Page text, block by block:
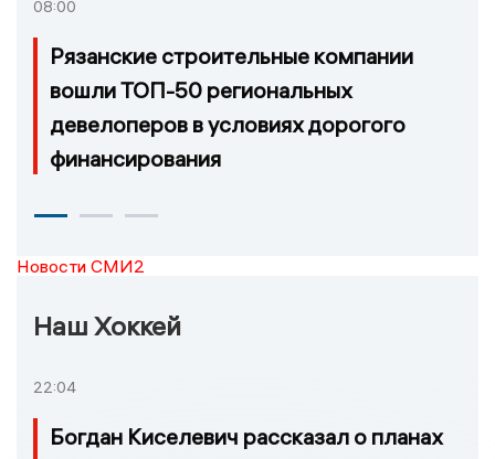
08:00
Рязанские строительные компании
вошли ТОП-50 региональных
девелоперов в условиях дорогого
финансирования
Новости СМИ2
Наш Хоккей
22:04
Богдан Киселевич рассказал о планах